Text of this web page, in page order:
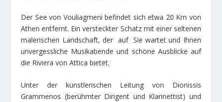
Der See von Vouliagmeni befindet sich etwa 20 Km von
Athen entfernt. Ein versteckter Schatz mit einer seltenen
malerischen Landschaft, der auf Sie wartet und Ihnen
unvergessliche Musikabende und schöne Ausblicke auf
die Riviera von Attica bietet.
Unter der künstlerischen Leitung von Dionissis
Grammenos (berühmter Dirigent und Κlarinettist) und